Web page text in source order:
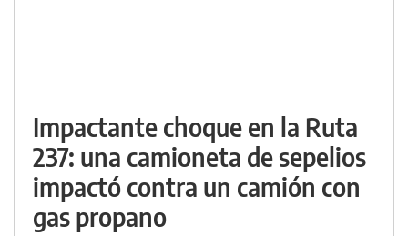
Impactante choque en la Ruta
237: una camioneta de sepelios
impactó contra un camión con
gas propano